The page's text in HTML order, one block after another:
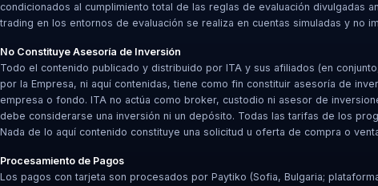
condicionados al cumplimiento total de las reglas de evaluación divulgadas
trading en los entornos de evaluación se realiza en cuentas simuladas y no
No Constituye Asesoría de Inversión
Todo el contenido publicado y distribuido por ITA y sus afiliados (en
por la Empresa, ni aquí contenidas, tiene como fin constituir asesoría de
empresa o fondo. ITA no actúa como broker, custodio ni asesor de
debe considerarse una inversión ni un depósito. Todas las tarifas de los
Nada de lo aquí contenido constituye una solicitud u oferta de compra o
Procesamiento de Pagos
Los pagos con tarjeta son procesados por Paytiko (Sofia, Bulgaria;